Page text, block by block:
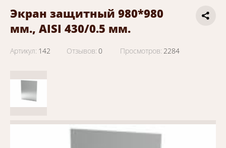
Экран защитный 980*980
мм., AISI 430/0.5 мм.
Артикул: 142 Отзывов: 0 Просмотров: 2284